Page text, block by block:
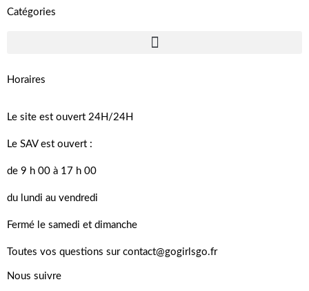
Catégories
Horaires
Le site est ouvert 24H/24H
Le SAV est ouvert :
de 9 h 00 à 17 h 00
du lundi au vendredi
Fermé le samedi et dimanche
Toutes vos questions sur contact@gogirlsgo.fr
Nous suivre